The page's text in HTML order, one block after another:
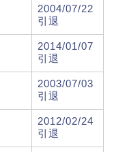
2004/07/22
引退
2014/01/07
引退
2003/07/03
引退
2012/02/24
引退